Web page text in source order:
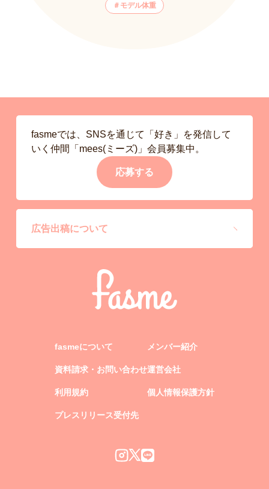
モデル体重
fasmeでは、SNSを通じて「好き」を発信して
いく仲間「mees(ミーズ)」会員募集中。
応募する
広告出稿について
fasmeについて
資料請求・お問い合わせ
利用規約
プレスリリース受付先
メンバー紹介
運営会社
個人情報保護方針